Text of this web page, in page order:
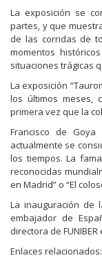
La exposición se
partes, y que
de las corridas de
momentos
situaciones trágicas
La exposición
los últimos meses,
primera vez que la
Francisco de
actualmente se
los tiempos. La
reconocidas
en Madrid” o “El
La inauguración de
embajador de
directora de
Enlaces relacionados: